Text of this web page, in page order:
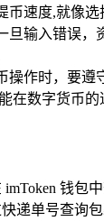
速度,就像选
旦输入错误
操作时，要
在数字货币的
钱包
递单号查询